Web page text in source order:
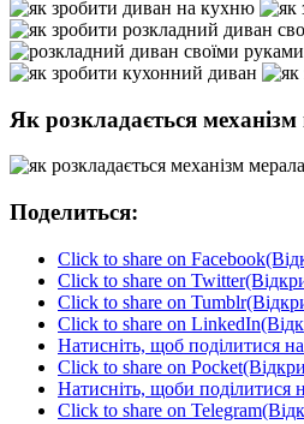
Як розкладається
Поделиться:
Click to share on
Click to share on
Click to share on
Click to share on
Натисніть, щоб поділитися
Click to share on
Натисніть, щоби поділитися
Click to share on